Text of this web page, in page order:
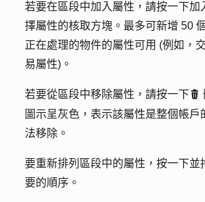
若要在區段中加入屬性，請按一下加
擇屬性的核取方塊 。最多可新增 50
正在處理的物件的屬性可用 (例如，
易屬性)。
若要從區段中移除屬性，請按一下delete
圖示呈灰色，表示該屬性是整個帳戶
法移除。
要重新排列區段中的屬性，按一下並
要的順序。